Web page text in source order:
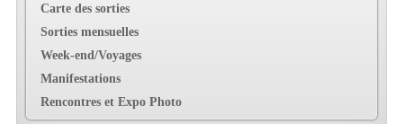
Carte des sorties
Sorties mensuelles
Week-end/Voyages
Manifestations
Rencontres et Expo Photo